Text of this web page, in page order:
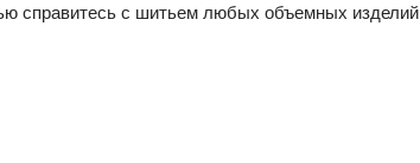
справитесь с шитьем любых объемных изделий